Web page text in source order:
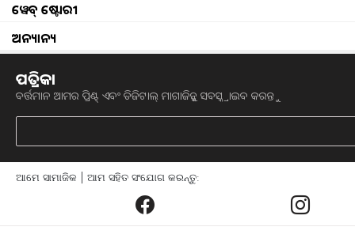
ୱେବ୍ ଷ୍ଟୋରୀ
ଅନ୍ୟାନ୍ୟ
ପତ୍ରିକା
ବର୍ତ୍ତମାନ ଆମର ପ୍ରିଣ୍ଟ୍ ଏବଂ ଡିଜିଟାଲ୍ ମାଗାଜିନ୍କୁ ସବସ୍କ୍ରାଇବ କରନ୍ତୁ
ଆମେ ସାମାଜିକ | ଆମ ସହିତ ସଂଯୋଗ କରନ୍ତୁ:
ହେଉଛି ଯେ ରାସନ କାର୍ଡରେ ନାମ
ଏହା ମାଧ୍ୟମରେ ଆପଣ PDS ଦୋକାନରୁ
ଚିନି ମଧ୍ୟ ପାଇପାରିବେ l କେବଳ ଏତିକି ନୁହେଁ,
ସେଭିଂ ସ୍କିମରେ ଆକାଉଣ୍ଟ ଖୋଲିବା,
କରିବା ପାଇଁ ରାସନ କାର୍ଡ ଆବଶ୍ୟକ।